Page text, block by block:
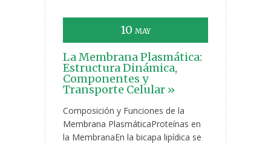
10 MAY
La Membrana Plasmática:
Estructura Dinámica,
Componentes y
Transporte Celular »
Composición y Funciones de la
Membrana PlasmáticaProteínas en
la MembranaEn la bicapa lipídica se